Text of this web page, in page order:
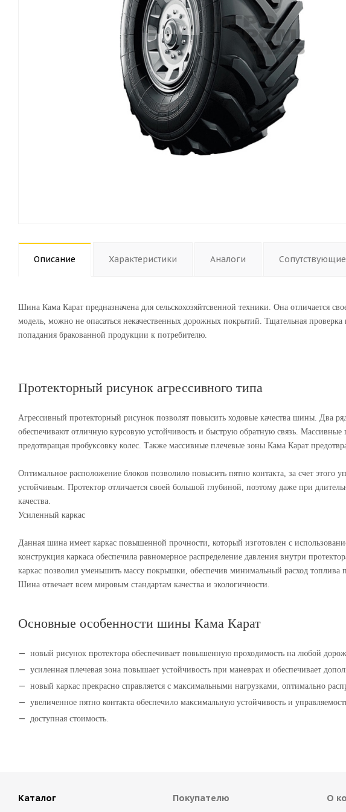
Описание Характеристики Аналоги
Шина Кама Карат предназначена для сельскохозяйтсвенной техники. Она отличается
модель, можно не опасаться некачественных дорожных покрытий. Тщательная
попадания бракованной продукции к потребителю.
Протекторный рисунок агрессивного типа
Агрессивный протекторный рисунок позволят повысить ходовые качества шины. Два
обеспечивают отличную курсовую устойчивость и быструю обратную связь.
предотвращая пробуксовку колес. Также массивные плечевые зоны Кама Карат
Оптимальное расположение блоков позволило повысить пятно контакта, за счет этого
устойчивым. Протектор отличается своей большой глубиной, поэтому даже при
качества.
Усиленный каркас
Данная шина имеет каркас повышенной прочности, который изготовлен с
конструкция каркаса обеспечила равномерное распределение давления внутри
каркас позволил уменьшить массу покрышки, обеспечив минимальный расход топлива
Шина отвечает всем мировым стандартам качества и экологичности.
Основные особенности шины Кама Карат
новый рисунок протектора обеспечивает повышенную проходимость на любой
усиленная плечевая зона повышает устойчивость при маневрах и обеспечивает
новый каркас прекрасно справляется с максимальными нагрузками, оптимально
увеличенное пятно контакта обеспечило максимальную устойчивость и
доступная стоимость.
Каталог Покупателю О